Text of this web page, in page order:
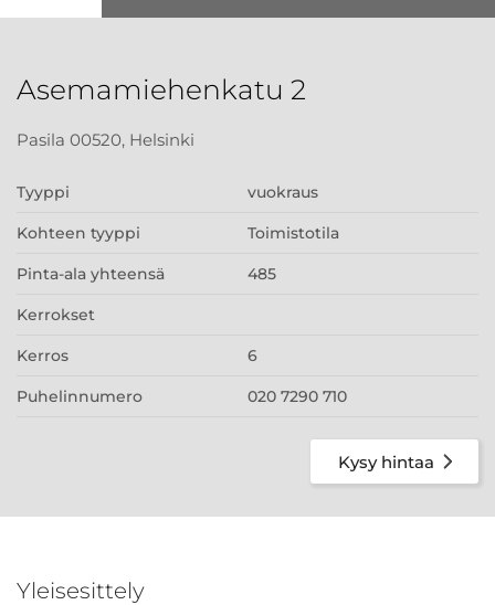
Asemamiehenkatu 2
Pasila 00520, Helsinki
Tyyppi vuokraus
Kohteen tyyppi Toimistotila
Pinta-ala yhteensä 485
Kerrokset
Kerros 6
Puhelinnumero 020 7290 710
Kysy hintaa
Yleisesittely